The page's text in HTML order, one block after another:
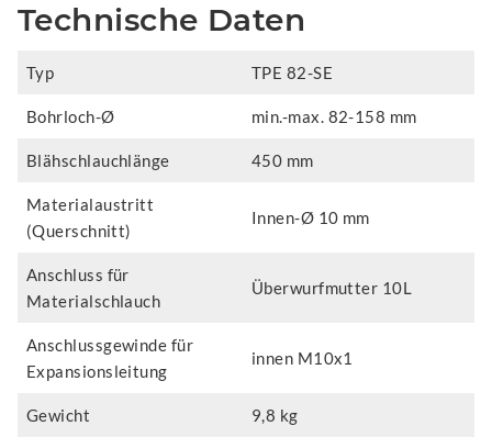
Technische Daten
Typ TPE 82-SE
Bohrloch-Ø min.-max. 82-158 mm
Blähschlauchlänge 450 mm
Materialaustritt
(Querschnitt)
Innen-Ø 10 mm
Anschluss für
Materialschlauch
Überwurfmutter 10L
Anschlussgewinde für
Expansionsleitung
innen M10x1
Gewicht 9,8 kg